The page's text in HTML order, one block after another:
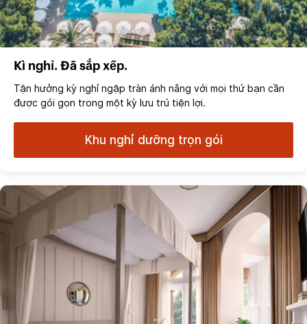
Kì nghỉ. Đã sắp xếp.
Tận hưởng kỳ nghỉ ngập tràn ánh nắng với mọi thứ bạn cần
được gói gọn trong một kỳ lưu trú tiện lợi.
Khu nghỉ dưỡng trọn gói